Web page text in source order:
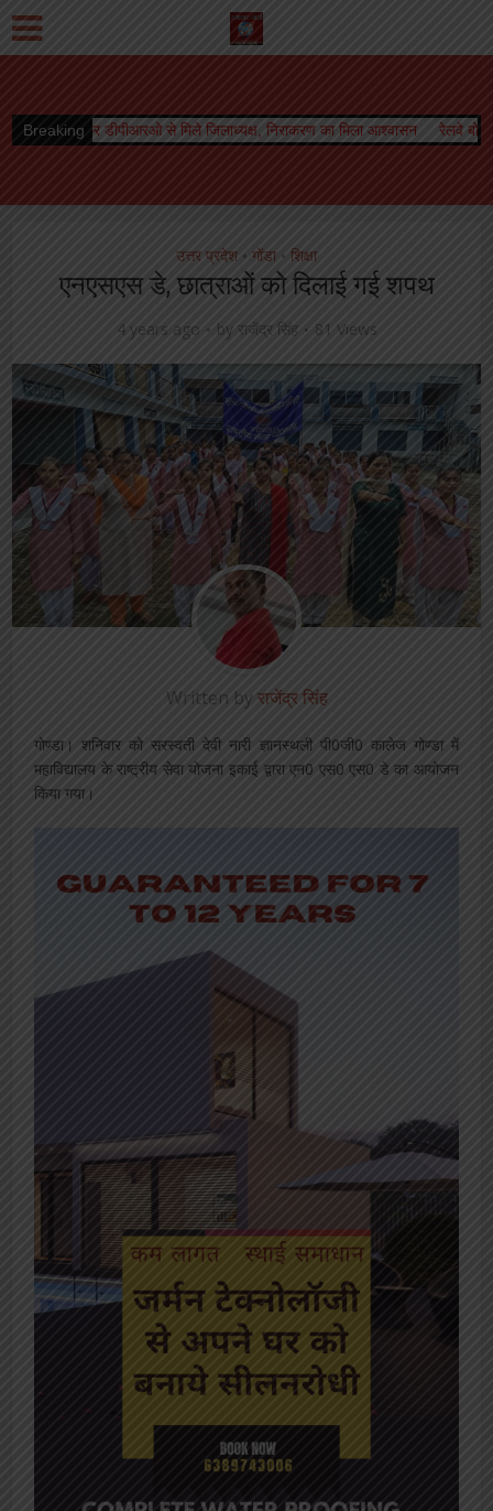
Breaking
से मिले जिलाध्यक्ष, निराकरण का मिला आश्वासन रेलवे बोर्ड अध्यक्ष को मिला
उत्तर प्रदेश • गोंडा शिक्षा
एनएसएस डे, छात्राओं को दिलाई गई शपथ
4 years ago by राजेंद्र सिंह 81 Views
Written by राजेंद्र सिंह
गोण्डा। शनिवार को सरस्वती देवी नारी ज्ञानस्थली पी0जी0 कालेज गोण्डा में
महाविद्यालय के राष्ट्रीय सेवा योजना इकाई द्वारा एन0 एस0 एस0 डे का आयोजन
किया गया।